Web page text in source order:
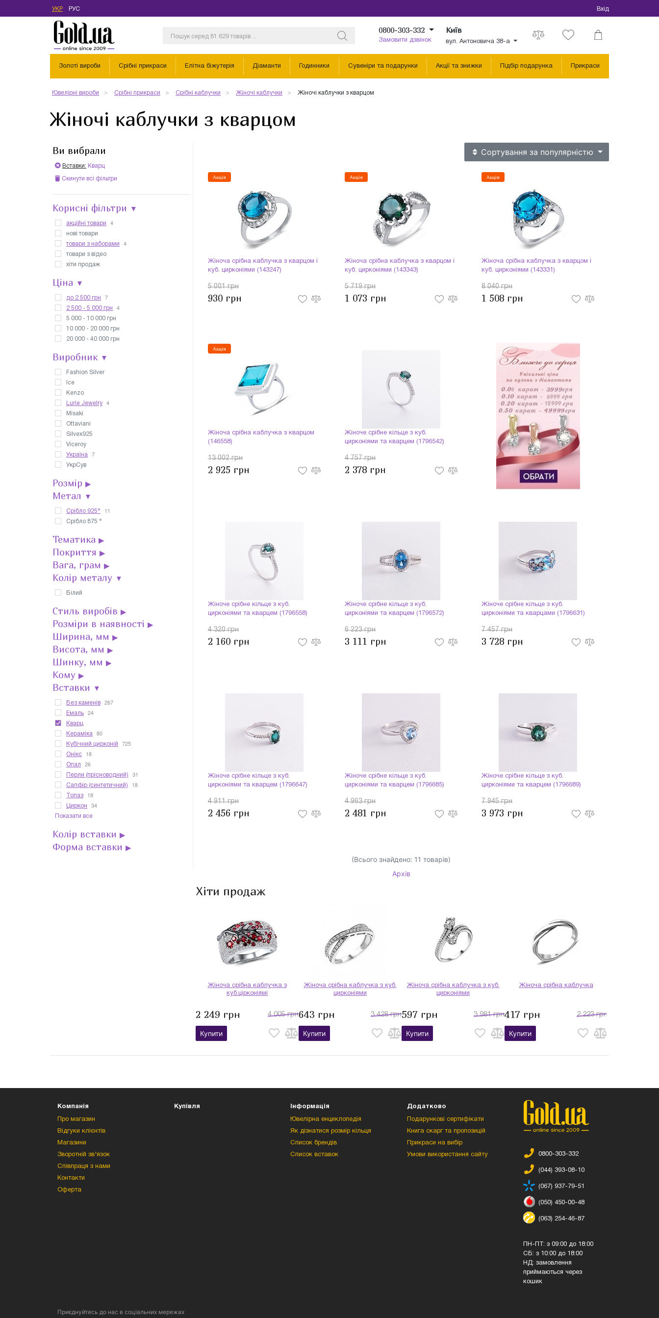
УКР РУС Вхід
0800-303-332
Замовити дзвінок
Київ
вул. Антоновича 38-а
Золоті вироби Срібні прикраси Елітна біжутерія Діаманти Годинники Сувеніри та подарунки Акції та знижки Підбір подарунка Прикраси
Ювелірні вироби Срібні прикраси Срібні каблучки Жіночі каблучки Жіночі каблучки з кварцом
Жіночі каблучки з кварцом
Ви вибрали
Вставки: Кварц
Скинути всі фільтри
Корисні фільтри ▼
акційні товари 4
нові товари
товари з наборами
4
товари з відео
хіти продаж
Ціна ▼
до 2 500 грн 7
2 500 - 5 000 грн 4
5 000 - 10 000 грн
10 000 - 20 000 грн
20 000 - 40 000 грн
Виробник ▼
Fashion Silver
Ice
Kenzo
Lurie Jewelry
4
Misaki
Ottaviani
Silvex925
Viceroy
Україна
7
УкрСув
Розмір ▶
Метал ▼
Срібло 925° 11
Срібло 875 °
Тематика ▶
Покриття ▶
Вага, грам ▶
Колір металу ▼
Білий
Стиль виробів ▶
Розміри в наявності ▶
Ширина, мм ▶
Висота, мм ▶
Шинку, мм ▶
Кому ▶
Вставки ▼
Без каменів 267
Емаль 24
Кварц
Кераміка
80
Кубічний цирконій 725
Онікс 18
Опал 26
Перли (прісноводний) 31
Сапфір (синтетичний) 18
Топаз 18
Циркон 34
Показати все
Колір вставки ▶
Форма вставки ▶
Сортування за популярністю
Акція
Жіноча срібна каблучка з кварцом і
куб. цирконіями (143247)
5 001 грн
930 грн
Акція
Жіноча срібна каблучка з кварцом і
куб. цирконіями (143343)
5 719 грн
1 073 грн
Акція
Жіноча срібна каблучка з кварцом і
куб. цирконіями (143331)
8 040 грн
1 508 грн
Акція
Жіноча срібна каблучка з кварцом
(146558)
13 002 грн
2 925 грн
Жіноче срібне кільце з куб.
цирконіями та кварцем (1796542)
4 757 грн
2 378 грн
Жіноче срібне кільце з куб.
цирконіями та кварцем (1796558)
4 320 грн
2 160 грн
Жіноче срібне кільце з куб.
цирконіями та кварцем (1796572)
6 223 грн
3 111 грн
Жіноче срібне кільце з куб.
цирконіями та кварцами (1796631)
7 457 грн
3 728 грн
Жіноче срібне кільце з куб.
цирконіями та кварцем (1796647)
4 911 грн
2 456 грн
Жіноче срібне кільце з куб.
цирконіями та кварцем (1796685)
4 963 грн
2 481 грн
Жіноче срібне кільце з куб.
цирконіями та кварцем (1796689)
7 945 грн
3 973 грн
(Всього знайдено: 11 товарів)
Архів
Хіти продаж
Жіноча срібна каблучка з
куб.цірконіямі
2 249 грн 4 005 грн
Купити
Жіноча срібна каблучка з куб.
цирконіями
643 грн 3 428 грн
Купити
Жіноча срібна каблучка з куб.
цирконіями
597 грн 3 981 грн
Купити
Жіноча срібна каблучка
417 грн 2 223 грн
Купити
Компанія
Про магазин
Відгуки клієнтів
Магазини
Зворотній зв'язок
Співпраця з нами
Контакти
Оферта
Купівля Інформація
Ювелірна енциклопедія
Як дізнатися розмір кільця
Список брендів
Список вставок
Додатково
Подарункові сертифікати
Книга скарг та пропозицій
Прикраси на вибір
Умови використання сайту
0800-303-332
(044) 393-08-10
(067) 937-79-51
(050) 450-00-48
(063) 254-46-87
ПН-ПТ: з 09:00 до 18:00
СБ: з 10:00 до 18:00
НД: замовлення
приймаються через
кошик
Приєднуйтесь до нас в соціальних мережах